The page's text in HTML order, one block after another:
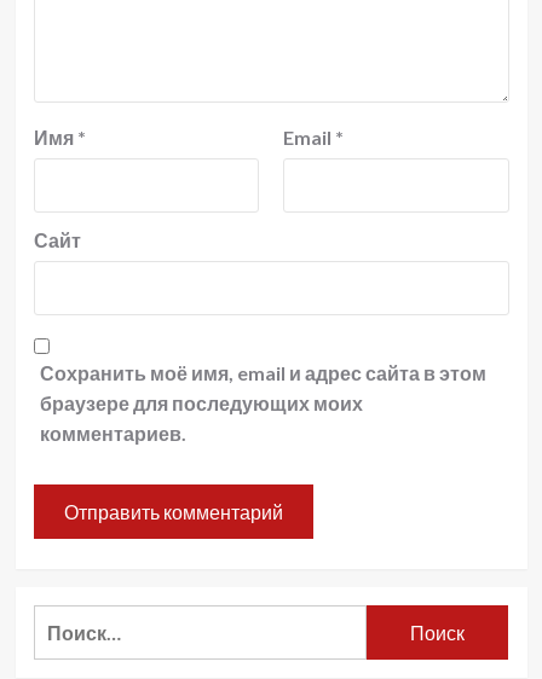
Имя * Email *
Сайт
Сохранить моё имя, email и адрес сайта в этом
браузере для последующих моих
комментариев.